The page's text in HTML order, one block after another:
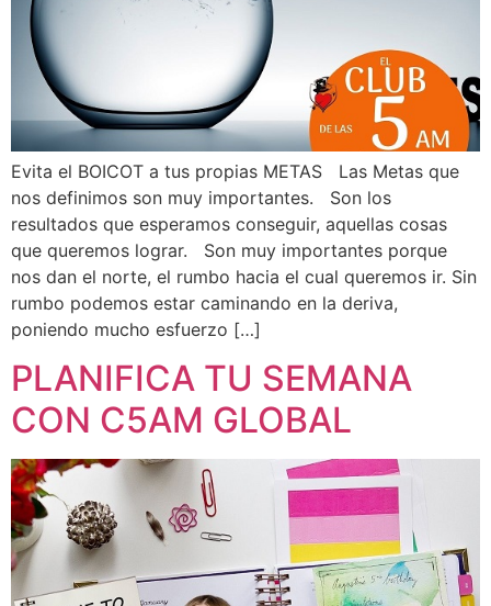
Evita el BOICOT a tus propias METAS Las Metas que
nos definimos son muy importantes. Son los
resultados que esperamos conseguir, aquellas cosas
que queremos lograr. Son muy importantes porque
nos dan el norte, el rumbo hacia el cual queremos ir. Sin
rumbo podemos estar caminando en la deriva,
poniendo mucho esfuerzo […]
PLANIFICA TU SEMANA
CON C5AM GLOBAL